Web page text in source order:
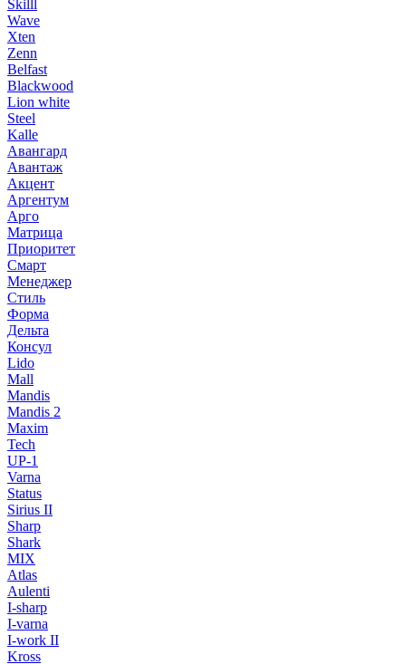
Skilll
Wave
Xten
Zenn
Belfast
Blackwood
Lion white
Steel
Kalle
Авангард
Авантаж
Акцент
Аргентум
Арго
Матрица
Приоритет
Смарт
Менеджер
Стиль
Форма
Дельта
Консул
Lido
Mall
Mandis
Mandis 2
Maxim
Tech
UP-1
Varna
Status
Sirius II
Sharp
Shark
MIX
Atlas
Aulenti
I-sharp
I-varna
I-work II
Kross